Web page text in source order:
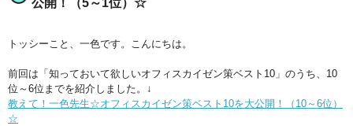
公開！（5～1位）☆
トッシーこと、一色です。こんにちは。
前回は「知っておいて欲しいオフィスカイゼン策ベスト10」のうち、10
位～6位までを紹介しました。↓
教えて！一色先生☆オフィスカイゼン策ベスト10を大公開！（10～6位）
☆